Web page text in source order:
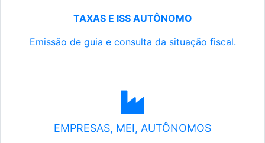
TAXAS E ISS AUTÔNOMO
Emissão de guia e consulta da situação fiscal.
EMPRESAS, MEI, AUTÔNOMOS